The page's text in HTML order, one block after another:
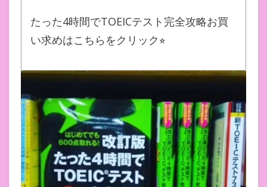
たった4時間でTOEICテスト完全攻略お買
い求めはこちらをクリック⭐︎